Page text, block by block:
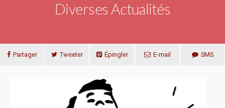
Diverses Actualités
Partager Tweeter Épingler E-mail SMS